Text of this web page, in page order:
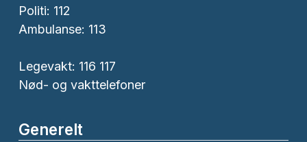
Politi: 112
Ambulanse: 113
Legevakt: 116 117
Nød- og vakttelefoner
Generelt